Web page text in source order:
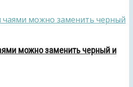
можно заменить черный и